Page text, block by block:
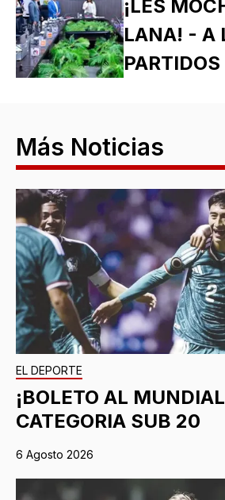
¡LES
LANA! - A
PARTIDOS
Más Noticias
EL DEPORTE
¡BOLETO AL
CATEGORIA SUB 20
6 Agosto 2026